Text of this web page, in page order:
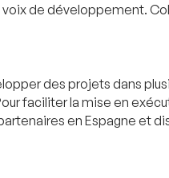
de développement.
des projets dans
faciliter la mise en
en Espagne et